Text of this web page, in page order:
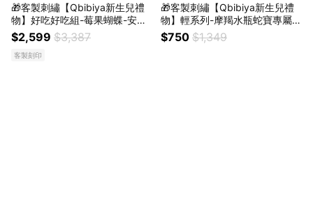
🎁客製刺繡【Qbibiya新生兒禮
物】好吃好吃組-莓果蝴蝶-安撫
娃娃+純棉萬用紗布巾+吸盤圓碗
+圍兜贈卡片(馬年/新生禮/嬰兒
禮/滿月禮/彌月禮/生日禮)
$2,599 $3,387
客製刻印
🎁客製刺繡【Qbibiya新生兒禮
物】輕系列-摩羯水瓶蛇寶專屬-
蛇睿禮盒-感統玩具+純綿紗布巾
+肚圍(蛇年/新生禮/新生賀禮/嬰
$750 $1,349